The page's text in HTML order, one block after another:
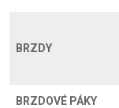
BRZDY
BRZDOVÉ PÁKY